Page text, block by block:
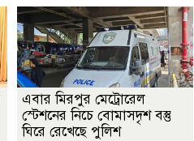
এবার মিরপুর মেট্রোরেল
স্টেশনের নিচে বোমাসদৃশ বস্তু
ঘিরে রেখেছে পুলিশ